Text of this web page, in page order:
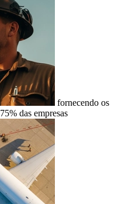
fornecendo os
75% das empresas